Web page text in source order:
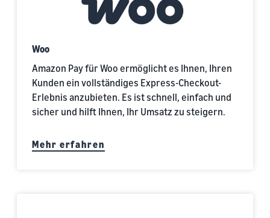
Woo
Amazon Pay für Woo ermöglicht es Ihnen, Ihren
Kunden ein vollständiges Express-Checkout-
Erlebnis anzubieten. Es ist schnell, einfach und
sicher und hilft Ihnen, Ihr Umsatz zu steigern.
Mehr erfahren